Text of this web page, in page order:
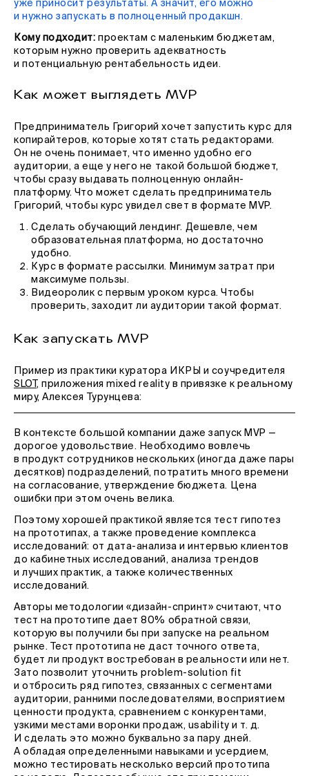
уже приносит результаты. А значит, его можно
и нужно запускать в полноценный продакшн.
Кому подходит: проектам с маленьким бюджетам,
которым нужно проверить адекватность
и потенциальную рентабельность идеи.
Как может выглядеть MVP
Предприниматель Григорий хочет запустить курс для
копирайтеров, которые хотят стать редакторами.
Он не очень понимает, что именно удобно его
аудитории, а еще у него не такой большой бюджет,
чтобы сразу выдавать полноценную онлайн-
платформу. Что может сделать предприниматель
Григорий, чтобы курс увидел свет в формате MVP.
Сделать обучающий лендинг. Дешевле, чем
образовательная платформа, но достаточно
удобно.
Курс в формате рассылки. Минимум затрат при
максимуме пользы.
Видеоролик с первым уроком курса. Чтобы
проверить, заходит ли аудитории такой формат.
Как запускать MVP
Пример из практики куратора ИКРЫ и соучредителя
SLOT, приложения mixed reality в привязке к реальному
миру, Алексея Турунцева:
В контексте большой компании даже запуск MVP —
дорогое удовольствие. Необходимо вовлечь
в продукт сотрудников нескольких (иногда даже пары
десятков) подразделений, потратить много времени
на согласование, утверждение бюджета. Цена
ошибки при этом очень велика.
Поэтому хорошей практикой является тест гипотез
на прототипах, а также проведение комплекса
исследований: от дата-анализа и интервью клиентов
до кабинетных исследований, анализа трендов
и лучших практик, а также количественных
исследований.
Авторы методологии «дизайн-спринт» считают, что
тест на прототипе дает 80% обратной связи,
которую вы получили бы при запуске на реальном
рынке. Тест прототипа не даст точного ответа,
будет ли продукт востребован в реальности или нет.
Зато позволит уточнить problem-solution fit
и отбросить ряд гипотез, связанных с сегментами
аудитории, ранними последователями, восприятием
ценности продукта, сравнением с конкурентами,
узкими местами воронки продаж, usability и т. д.
И сделать это можно буквально за пару дней.
А обладая определенными навыками и усердием,
можно тестировать несколько версий прототипа